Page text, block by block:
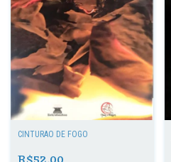
CINTURÃO DE FOGO
R$52,00